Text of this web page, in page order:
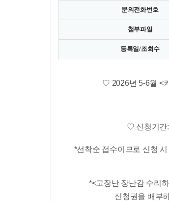
문의전화번호
첨부파일
등록일/조회수
♡ ​2026년 5-6월 <
♡ 신청기간:
*선착순 접수이므로 신청
*<고장난 장난감 수리
신청권을 배부